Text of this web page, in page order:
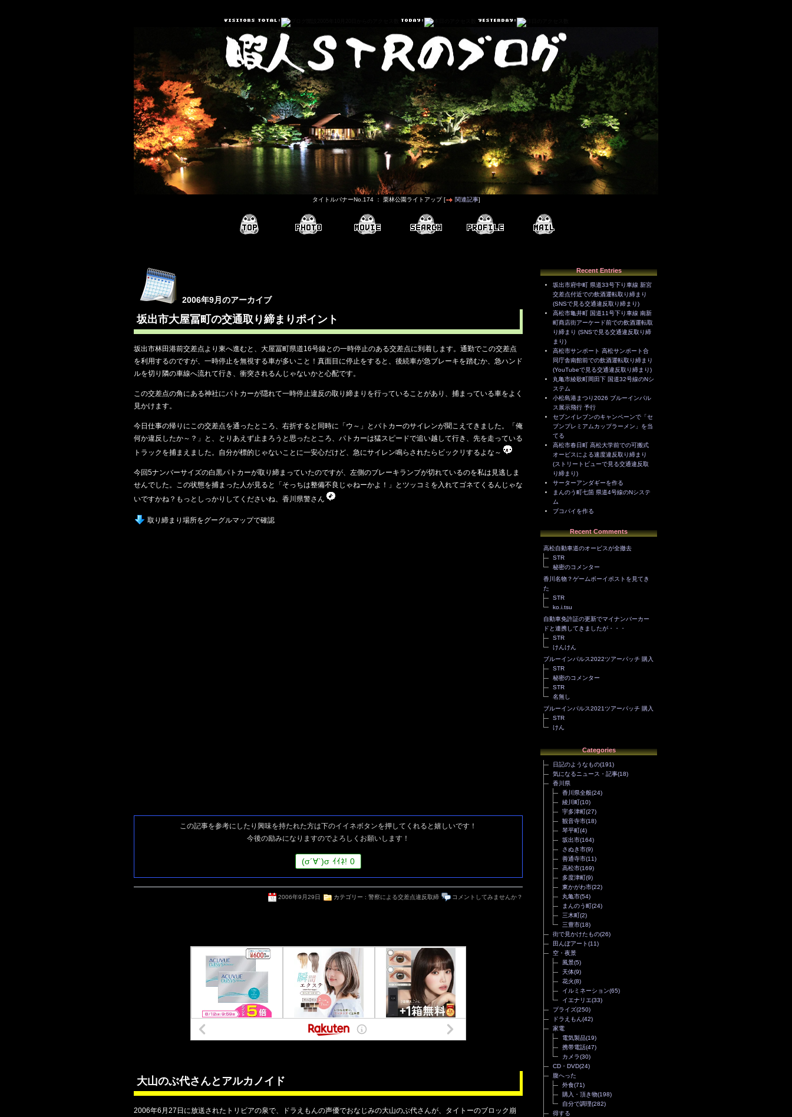
タイトルバナーNo.174 ： 栗林公園ライトアップ [ 関連記事]
2006年9月のアーカイブ
坂出市大屋冨町の交通取り締まりポイント
坂出市林田港前交差点より東へ進むと、大屋冨町県道16号線との一時停止のある交差点に到着します。通勤でこの交差点
を利用するのですが、一時停止を無視する車が多いこと！真面目に停止をすると、後続車が急ブレーキを踏むか、急ハンド
ルを切り隣の車線へ流れて行き、衝突されるんじゃないかと心配です。
この交差点の角にある神社にパトカーが隠れて一時停止違反の取り締まりを行っていることがあり、捕まっている車をよく
見かけます。
今日仕事の帰りにこの交差点を通ったところ、右折すると同時に「ウ～」とパトカーのサイレンが聞こえてきました。「俺
何か違反したか～？」と、とりあえず止まろうと思ったところ、パトカーは猛スピードで追い越して行き、先を走っている
トラックを捕まえました。自分が標的じゃないことに一安心だけど、急にサイレン鳴らされたらビックリするよな～
今回5ナンバーサイズの白黒パトカーが取り締まっていたのですが、左側のブレーキランプが切れているのを私は見逃しま
せんでした。この状態を捕まった人が見ると「そっちは整備不良じゃねーかよ！」とツッコミを入れてゴネてくるんじゃな
いですかね？もっとしっかりしてくださいね、香川県警さん
取り締まり場所をグーグルマップで確認
この記事を参考にしたり興味を持たれた方は下のイイネボタンを押してくれると嬉しいです！
今後の励みになりますのでよろしくお願いします！
(σ´∀`)σ ｲｲﾈ! 0
2006年9月29日 カテゴリー : 警察による交差点違反取締 コメントしてみませんか？
大山のぶ代さんとアルカノイド
2006年6月27日に放送されたトリビアの泉で、ドラえもんの声優でおなじみの大山のぶ代さんが、タイトーのブロック崩
Recent Entries
坂出市府中町 県道33号下り車線 新宮
交差点付近での飲酒運転取り締まり
(SNSで見る交通違反取り締まり)
高松市亀井町 国道11号下り車線 南新
町商店街アーケード前での飲酒運転取
り締まり (SNSで見る交通違反取り締
まり)
高松市サンポート 高松サンポート合
同庁舎南館前での飲酒運転取り締まり
(YouTubeで見る交通違反取り締まり)
丸亀市綾歌町岡田下 国道32号線のNシ
ステム
小松島港まつり2026 ブルーインパル
ス展示飛行 予行
セブンイレブンのキャンペーンで「セ
ブンプレミアムカップラーメン」を当
てる
高松市春日町 高松大学前での可搬式
オービスによる速度違反取り締まり
(ストリートビューで見る交通違反取
り締まり)
サーターアンダギーを作る
まんのう町七箇 県道4号線のNシステ
ム
ブコパイを作る
Recent Comments
高松自動車道のオービスが全撤去
STR
秘密のコメンター
香川名物？ゲームボーイポストを見てき
た
STR
ko.i.tsu
自動車免許証の更新でマイナンバーカー
ドと連携してきましたが・・・
STR
けんけん
ブルーインパルス2022ツアーパッチ 購入
STR
秘密のコメンター
STR
名無し
ブルーインパルス2021ツアーパッチ 購入
STR
けん
Categories
日記のようなもの(191)
気になるニュース・記事(18)
香川県
香川県全般(24)
綾川町(10)
宇多津町(27)
観音寺市(18)
琴平町(4)
坂出市(164)
さぬき市(9)
善通寺市(11)
高松市(169)
多度津町(9)
東かがわ市(22)
丸亀市(54)
まんのう町(24)
三木町(2)
三豊市(18)
街で見かけたもの(26)
田んぼアート(11)
空・夜景
風景(5)
天体(9)
花火(8)
イルミネーション(65)
イエナリエ(33)
プライズ(250)
ドラえもん(42)
家電
電気製品(19)
携帯電話(47)
カメラ(30)
CD・DVD(24)
腹へった
外食(71)
購入・頂き物(198)
自分で調理(282)
得する